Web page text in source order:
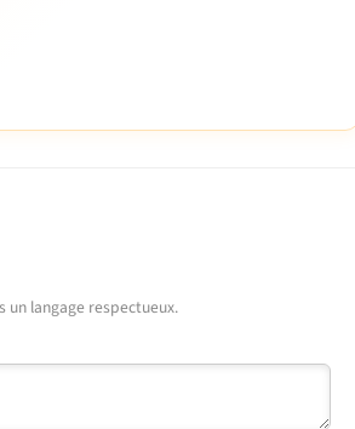
un langage respectueux.